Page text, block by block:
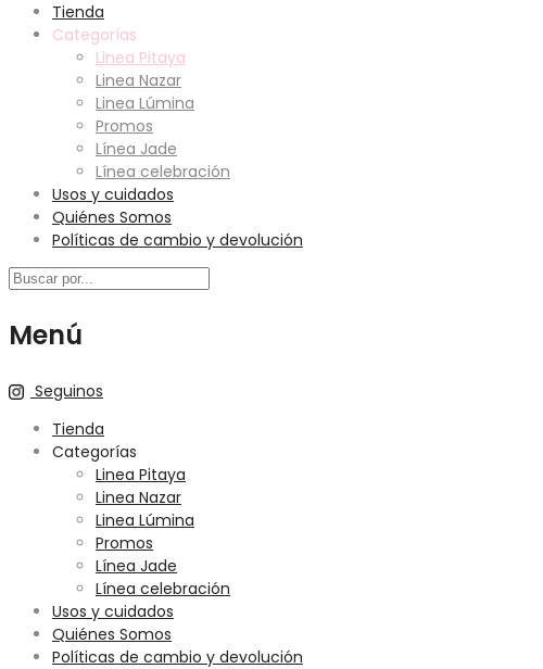
Tienda
Categorías
Linea Pitaya
Linea Nazar
Linea Lúmina
Promos
Línea Jade
Línea celebración
Usos y cuidados
Quiénes Somos
Políticas de cambio y devolución
Menú
Seguinos
Tienda
Categorías
Linea Pitaya
Linea Nazar
Linea Lúmina
Promos
Línea Jade
Línea celebración
Usos y cuidados
Quiénes Somos
Políticas de cambio y devolución